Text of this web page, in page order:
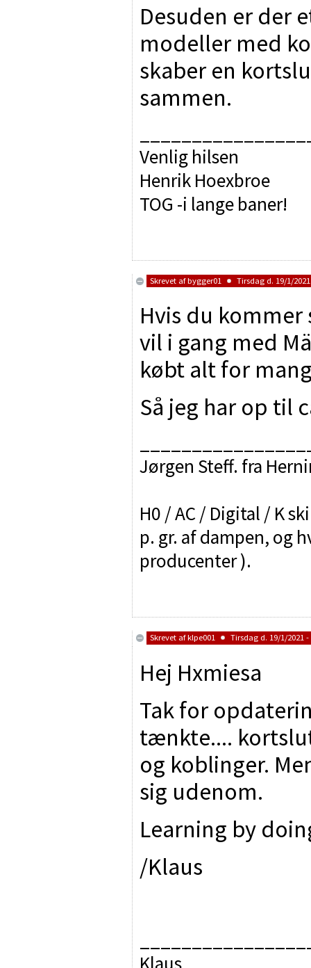
Desuden er der
modeller med
skaber en
sammen.
Venlig hilsen
Henrik Hoexbroe
TOG -i lange baner!
Skrevet afbygger01 Tirsdag d. 19/1/
Hvis du
vil i gang med
købt alt for
Så jeg har op til
Jørgen Steff. fra
H0 / AC / Digital / K
p. gr. af dampen, og
producenter ).
Skrevet afklpe001 Tirsdag d. 19/1/2021 -
Hej Hxmiesa
Tak for
tænkte....
og koblinger.
sig udenom.
Learning by
/Klaus
Klaus